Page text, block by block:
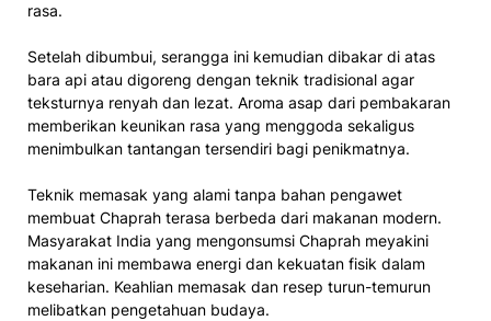
rasa.
Setelah dibumbui, serangga ini kemudian dibakar di atas
bara api atau digoreng dengan teknik tradisional agar
teksturnya renyah dan lezat. Aroma asap dari pembakaran
memberikan keunikan rasa yang menggoda sekaligus
menimbulkan tantangan tersendiri bagi penikmatnya.
Teknik memasak yang alami tanpa bahan pengawet
membuat Chaprah terasa berbeda dari makanan modern.
Masyarakat India yang mengonsumsi Chaprah meyakini
makanan ini membawa energi dan kekuatan fisik dalam
keseharian. Keahlian memasak dan resep turun-temurun
melibatkan pengetahuan budaya.